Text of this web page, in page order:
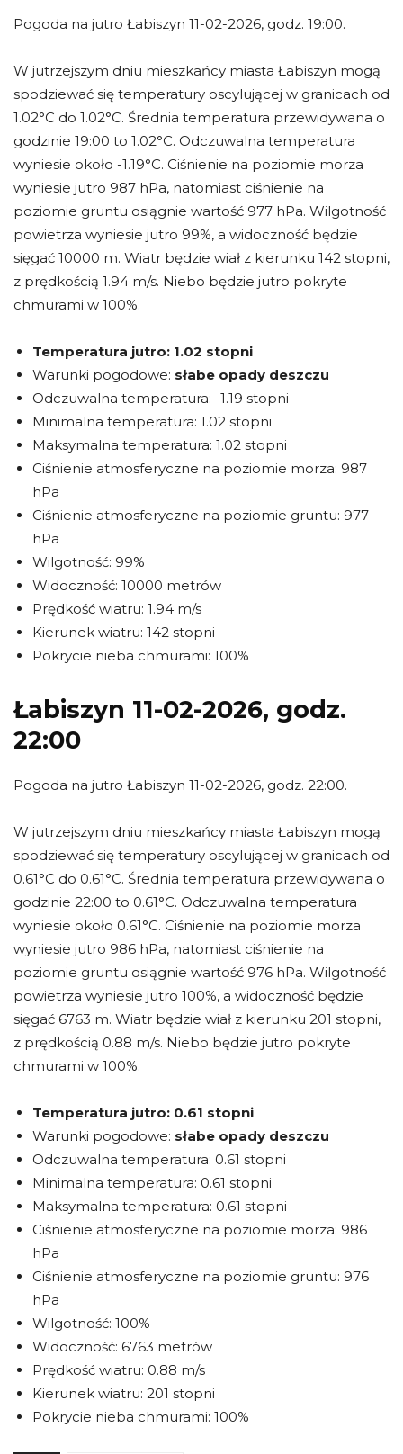
Pogoda na jutro Łabiszyn 11-02-2026, godz. 19:00.
W jutrzejszym dniu mieszkańcy miasta Łabiszyn mogą
spodziewać się temperatury oscylującej w granicach od
1.02°C do 1.02°C. Średnia temperatura przewidywana o
godzinie 19:00 to 1.02°C. Odczuwalna temperatura
wyniesie około -1.19°C. Ciśnienie na poziomie morza
wyniesie jutro 987 hPa, natomiast ciśnienie na
poziomie gruntu osiągnie wartość 977 hPa. Wilgotność
powietrza wyniesie jutro 99%, a widoczność będzie
sięgać 10000 m. Wiatr będzie wiał z kierunku 142 stopni,
z prędkością 1.94 m/s. Niebo będzie jutro pokryte
chmurami w 100%.
Temperatura jutro: 1.02 stopni
Warunki pogodowe: słabe opady deszczu
Odczuwalna temperatura: -1.19 stopni
Minimalna temperatura: 1.02 stopni
Maksymalna temperatura: 1.02 stopni
Ciśnienie atmosferyczne na poziomie morza: 987
hPa
Ciśnienie atmosferyczne na poziomie gruntu: 977
hPa
Wilgotność: 99%
Widoczność: 10000 metrów
Prędkość wiatru: 1.94 m/s
Kierunek wiatru: 142 stopni
Pokrycie nieba chmurami: 100%
Łabiszyn 11-02-2026, godz.
22:00
Pogoda na jutro Łabiszyn 11-02-2026, godz. 22:00.
W jutrzejszym dniu mieszkańcy miasta Łabiszyn mogą
spodziewać się temperatury oscylującej w granicach od
0.61°C do 0.61°C. Średnia temperatura przewidywana o
godzinie 22:00 to 0.61°C. Odczuwalna temperatura
wyniesie około 0.61°C. Ciśnienie na poziomie morza
wyniesie jutro 986 hPa, natomiast ciśnienie na
poziomie gruntu osiągnie wartość 976 hPa. Wilgotność
powietrza wyniesie jutro 100%, a widoczność będzie
sięgać 6763 m. Wiatr będzie wiał z kierunku 201 stopni,
z prędkością 0.88 m/s. Niebo będzie jutro pokryte
chmurami w 100%.
Temperatura jutro: 0.61 stopni
Warunki pogodowe: słabe opady deszczu
Odczuwalna temperatura: 0.61 stopni
Minimalna temperatura: 0.61 stopni
Maksymalna temperatura: 0.61 stopni
Ciśnienie atmosferyczne na poziomie morza: 986
hPa
Ciśnienie atmosferyczne na poziomie gruntu: 976
hPa
Wilgotność: 100%
Widoczność: 6763 metrów
Prędkość wiatru: 0.88 m/s
Kierunek wiatru: 201 stopni
Pokrycie nieba chmurami: 100%